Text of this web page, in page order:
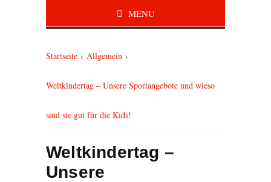
MENU
Startseite › Allgemein ›
Weltkindertag – Unsere Sportangebote und wieso
sind sie gut für die Kids!
Weltkindertag –
Unsere